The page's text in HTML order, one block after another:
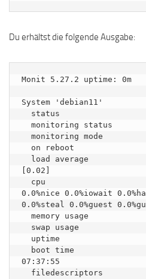
Du erhältst die folgende Ausgabe:
Monit 5.27.2 uptime: 0m
System 'debian11'
[0.02]
0.0%nice 0.0%iowait
0.0%steal 0.0%guest
07:37:55